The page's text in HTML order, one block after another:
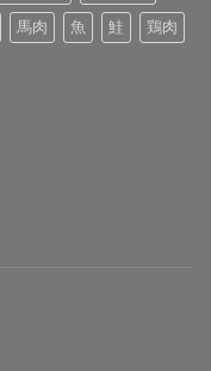
馬肉 魚 鮭 鶏肉